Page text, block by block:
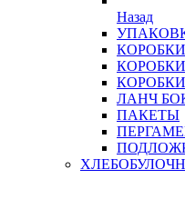
Назад
ЛАНЧ
ПАКЕТЫ